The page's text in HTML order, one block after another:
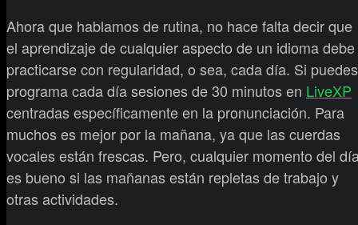
Ahora que hablamos de rutina, no hace falta decir que
el aprendizaje de cualquier aspecto de un idioma debe
practicarse con regularidad, o sea, cada día. Si
programa cada día sesiones de 30 minutos en LiveXP
centradas específicamente en la pronunciación. Para
muchos es mejor por la mañana, ya que las cuerdas
vocales están frescas. Pero, cualquier momento del
es bueno si las mañanas están repletas de trabajo y
otras actividades.